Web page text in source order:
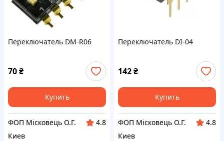
Переключатель DM-R06
70₴
Купить
ФОП Місковець О.Г.
4.8
Киев
Переключатель DI-04
142₴
Купить
ФОП Місковець О.Г.
4.8
Киев